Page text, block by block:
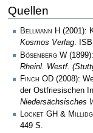
Quellen
Bellmann H (2001):
Kosmos Verlag.
Bösenberg W (1899):
Rheinl. Westf.
Finch OD (2008):
der Ostfriesischen
Niedersächsisches
Locket GH &
449 S.